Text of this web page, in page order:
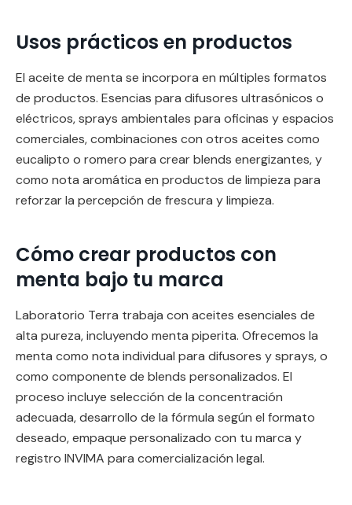
Usos prácticos en productos
El aceite de menta se incorpora en múltiples formatos
de productos. Esencias para difusores ultrasónicos o
eléctricos, sprays ambientales para oficinas y espacios
comerciales, combinaciones con otros aceites como
eucalipto o romero para crear blends energizantes, y
como nota aromática en productos de limpieza para
reforzar la percepción de frescura y limpieza.
Cómo crear productos con
menta bajo tu marca
Laboratorio Terra trabaja con aceites esenciales de
alta pureza, incluyendo menta piperita. Ofrecemos la
menta como nota individual para difusores y sprays, o
como componente de blends personalizados. El
proceso incluye selección de la concentración
adecuada, desarrollo de la fórmula según el formato
deseado, empaque personalizado con tu marca y
registro INVIMA para comercialización legal.